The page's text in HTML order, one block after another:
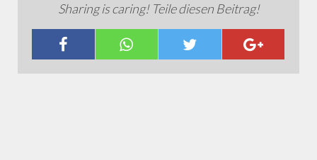
Sharing is caring! Teile diesen Beitrag!